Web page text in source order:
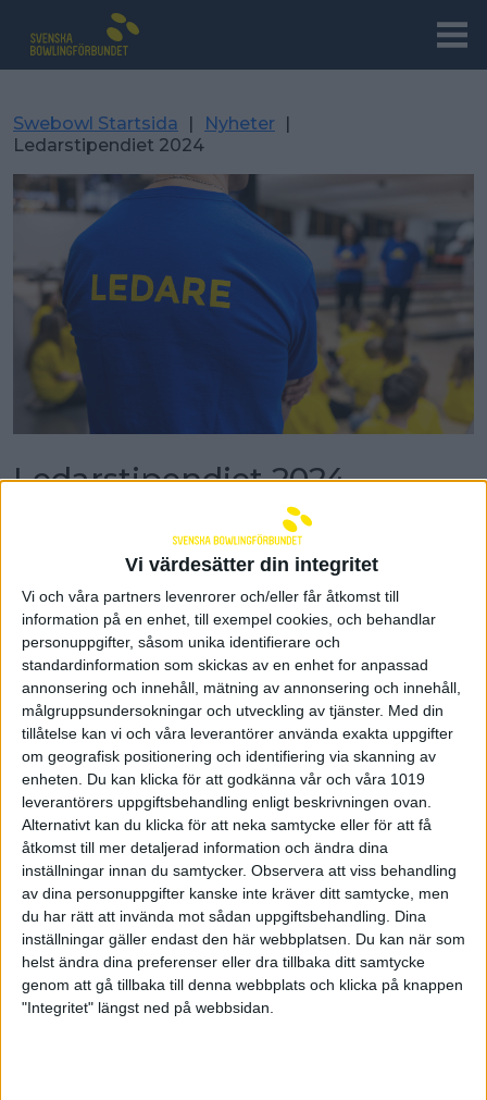
Vi värdesätter din integritet
Vi och våra partners levenrorer och/eller får åtkomst till
information på en enhet, till exempel cookies, och behandlar
personuppgifter, såsom unika identifierare och
standardinformation som skickas av en enhet for anpassad
annonsering och innehåll, mätning av annonsering och innehåll,
målgruppsundersokningar och utveckling av tjänster. Med din
tillåtelse kan vi och våra leverantörer använda exakta uppgifter
om geografisk positionering och identifiering via skanning av
enheten. Du kan klicka för att godkänna vår och våra 1019
leverantörers uppgiftsbehandling enligt beskrivningen ovan.
Alternativt kan du klicka för att neka samtycke eller för att få
åtkomst till mer detaljerad information och ändra dina
inställningar innan du samtycker. Observera att viss behandling
av dina personuppgifter kanske inte kräver ditt samtycke, men
du har rätt att invända mot sådan uppgiftsbehandling. Dina
inställningar gäller endast den här webbplatsen. Du kan när som
helst ändra dina preferenser eller dra tillbaka ditt samtycke
genom att gå tillbaka till denna webbplats och klicka på knappen
"Integritet" längst ned på webbsidan.
Swebowl Startsida | Nyheter |
Ledarstipendiet 2024
Ledarstipendiet 2024
Svenska Bowlingförbundets ledarstipendium
delas ut på årsmötet och nu är det dags att hitta
den stipendiat som kommer att få ta emot
Svenska Bowlingförbundet har till ändamål att ge
ekonomiskt bidrag till en person som genom sitt
ledarskap bidragit till svensk bowlings utveckling.
Personen som kan komma i fråga ska vara
organiserad medlem i förening som är registrerad i
Svenska Bowlingförbundet.
Kvalificerad för stipendiet är ledare, som bidragit till
att utveckla bowlingen på klubbnivå, distriktsnivå
eller riksnivå. Det kan gälla ledare för ungdomar,
funktionsnedsatta eller klubbledare i allmänhet,
som utfört ett omfattande, ideellt ledarskap.
Ni inbjuds att skicka in förslag till kandidater till
kansliet senast den 15 september till
peter.hodor@swebowl.se
Av anmälan ska framgå motivering till kandidaturen
samt förslagsställarens namn.